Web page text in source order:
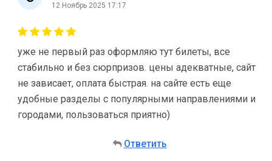
12 Ноябрь 2025 17:17
уже не первый раз оформляю тут билеты, все
стабильно и без сюрпризов. цены адекватные, сайт
не зависает, оплата быстрая. на сайте есть еще
удобные разделы с популярными направлениями и
городами, пользоваться приятно)
Ответить